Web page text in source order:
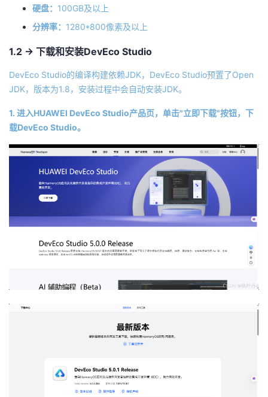
证
实
验
的
收
藏
持
建
议
硬盘： 100GB及以上
分辨率： 1280*800像素及以上
1.2 -> 下载和安装DevEco Studio
DevEco Studio的编译构建依赖JDK，DevEco Studio预置了Open
JDK，版本为1.8，安装过程中会自动安装JDK。
1. 进入HUAWEI DevEco Studio产品页，单击"立即下载"按钮，下
载DevEco Studio。